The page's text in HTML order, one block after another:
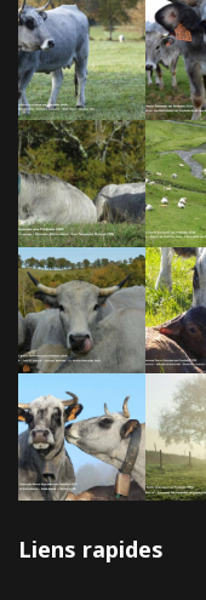
Liens rapides